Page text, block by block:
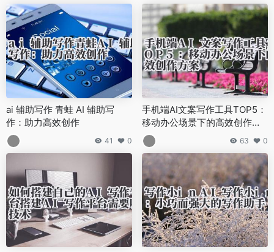
ai 辅助写作 青蛙 AI 辅助写
作：助力高效创作
41 0
手机端AI文案写作工具TOP5：
移动办公场景下的高效创作方
案
63 0